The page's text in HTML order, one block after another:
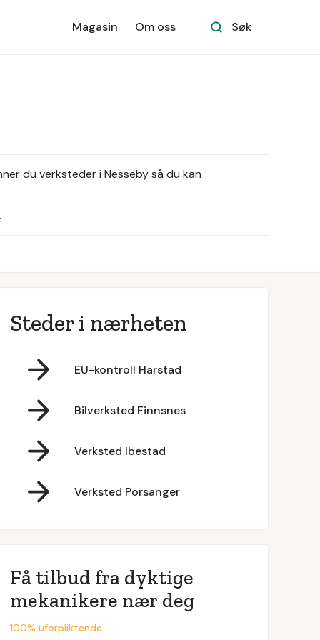
Magasin Om oss Søk
du verksteder i Nesseby så du kan
Steder i nærheten
EU-kontroll Harstad
Bilverksted Finnsnes
Verksted Ibestad
Verksted Porsanger
Få tilbud fra dyktige
mekanikere nær deg
100% uforpliktende